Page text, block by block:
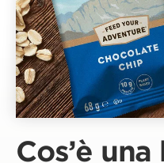
Cos’è